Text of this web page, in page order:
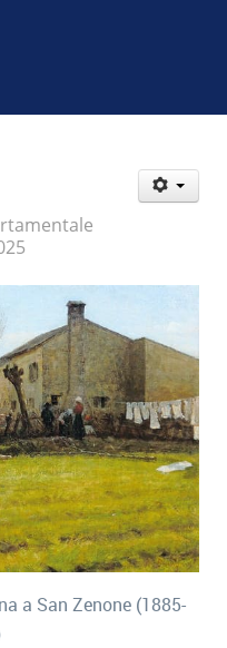
a San Zenone (1885-